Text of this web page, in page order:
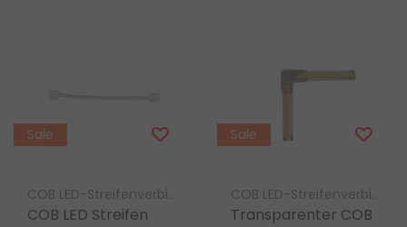
Sale
COB LED-Streifenverbinder Luksus
COB LED Streifen
Sale
COB LED-Streifenverbinder Luksus
Transparenter COB